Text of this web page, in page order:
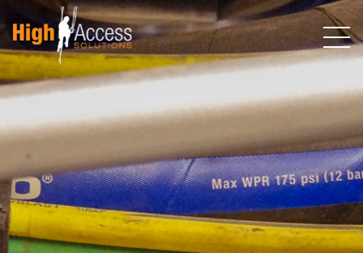
til
innhold